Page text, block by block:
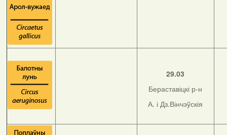
29.03
Бераставіцкі р-н
А. і Дз.Вінчэўскія